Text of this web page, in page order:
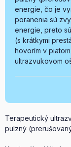
energie, čo je
poranenia sú
energie, preto
(s krátkymi
hovorím v
ultrazvukovom
Terapeutický
pulzný